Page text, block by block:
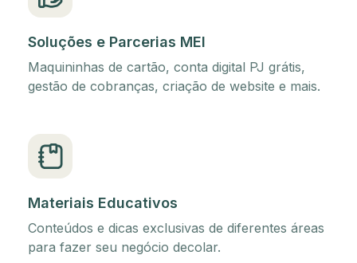
Soluções e Parcerias MEI
Maquininhas de cartão, conta digital PJ grátis,
gestão de cobranças, criação de website e mais.
Materiais Educativos
Conteúdos e dicas exclusivas de diferentes áreas
para fazer seu negócio decolar.